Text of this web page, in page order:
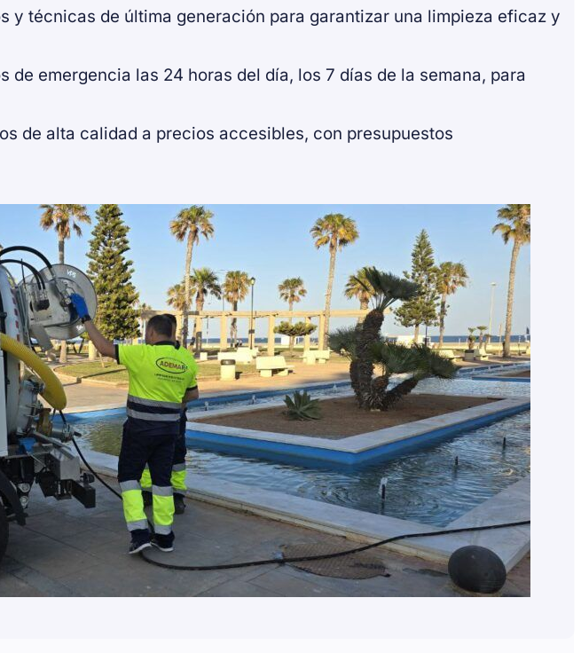
y técnicas de última generación para garantizar una limpieza eficaz y
de emergencia las 24 horas del día, los 7 días de la semana, para
de alta calidad a precios accesibles, con presupuestos